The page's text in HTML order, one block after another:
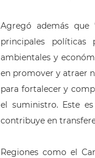
Agregó además que
principales políticas
ambientales y
en promover y atraer
para fortalecer y
el suministro. Este
contribuye en
Regiones como el